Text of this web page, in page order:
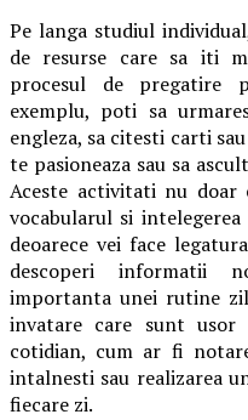
Pe langa studiul
de resurse care sa iti
procesul de pregatire
exemplu, poti sa
engleza, sa citesti carti
te pasioneaza sau sa
Aceste activitati nu
vocabularul si
deoarece vei face
descoperi informatii
importanta unei rutine
invatare care sunt
cotidian, cum ar fi
intalnesti sau realizarea
fiecare zi.